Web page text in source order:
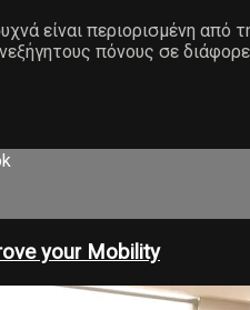
είναι περιορισμένη
πόνους σε
your Mobility